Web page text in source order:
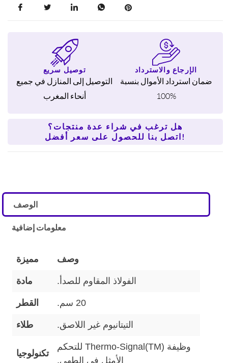
توصيل سريع
التوصيل إلى المنازل في جميع
أنحاء المغرب
الإرجاع والاسترداد
ضمان استرداد الأموال بنسبة
100%
هل ترغب في شراء عدة منتجات؟
اتصل بنا للحصول على سعر أفضل!
الوصف
معلومات إضافية
مميزة وصف
مادة الفولاذ المقاوم للصدأ.
القطر 20 سم.
طلاء التيتانيوم غير اللاصق.
تكنولوجيا
وظيفة Thermo-Signal(TM) للتحكم
الأمثل في الطهي.